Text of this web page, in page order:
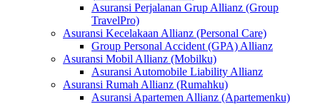
Asuransi Perjalanan Grup Allianz (Group
TravelPro)
Asuransi Kecelakaan Allianz (Personal Care)
Group Personal Accident (GPA) Allianz
Asuransi Mobil Allianz (Mobilku)
Asuransi Automobile Liability Allianz
Asuransi Rumah Allianz (Rumahku)
Asuransi Apartemen Allianz (Apartemenku)